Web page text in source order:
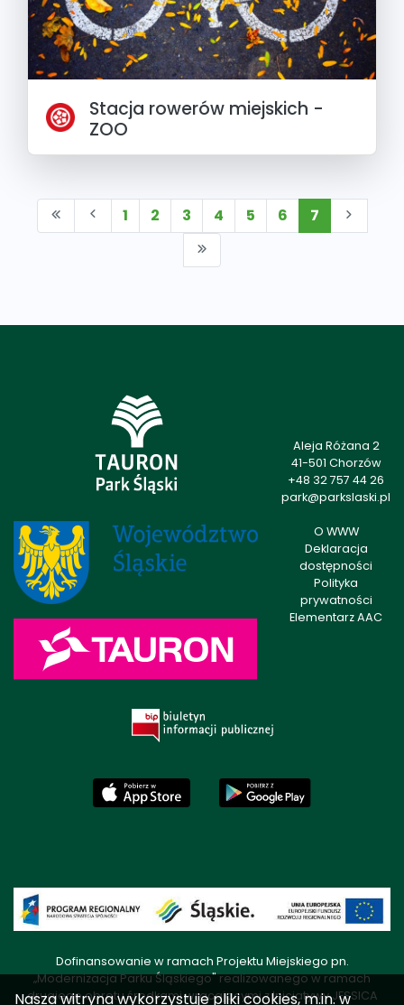
Stacja rowerów miejskich -
ZOO
1 2 3 4 5 6 7
Aleja Różana 2
41-501 Chorzów
+48 32 757 44 26
park@parkslaski.pl
O WWW
Deklaracja
dostępności
Polityka
prywatności
Elementarz AAC
Dofinansowanie w ramach Projektu Miejskiego pn.
„Modernizacja Parku Śląskiego" realizowanego w ramach
drugiego obrotu środkami wracającymi z Inicjatywy JESSICA
Nasza witryna wykorzystuje pliki cookies, m.in. w